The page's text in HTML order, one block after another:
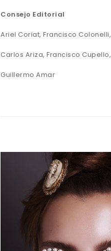
Consejo Editorial
Ariel Coriat, Francisco Colonelli,
Carlos Ariza, Francisco Cupello,
Guillermo Amar